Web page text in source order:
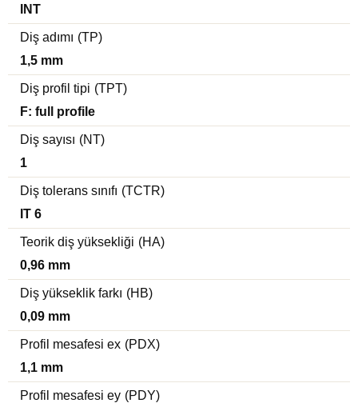
INT
Diş adımı (TP)
1,5 mm
Diş profil tipi (TPT)
F: full profile
Diş sayısı (NT)
1
Diş tolerans sınıfı (TCTR)
IT 6
Teorik diş yüksekliği (HA)
0,96 mm
Diş yükseklik farkı (HB)
0,09 mm
Profil mesafesi ex (PDX)
1,1 mm
Profil mesafesi ey (PDY)